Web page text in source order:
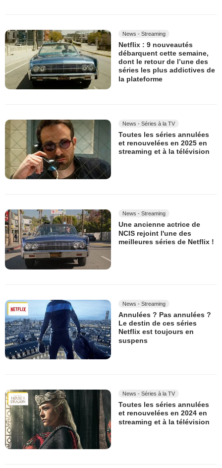
News - Streaming
Netflix : 9 nouveautés
débarquent cette semaine,
dont le retour de l’une des
séries les plus addictives de
la plateforme
News - Séries à la TV
Toutes les séries annulées
et renouvelées en 2025 en
streaming et à la télévision
News - Streaming
Une ancienne actrice de
NCIS rejoint l'une des
meilleures séries de Netflix !
News - Streaming
Annulées ? Pas annulées ?
Le destin de ces séries
Netflix est toujours en
suspens
News - Séries à la TV
Toutes les séries annulées
et renouvelées en 2024 en
streaming et à la télévision